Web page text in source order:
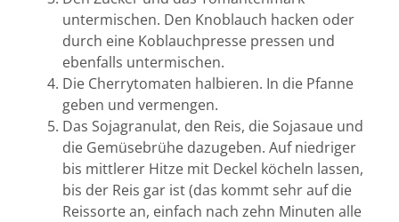
untermischen. Den Knoblauch hacken oder
durch eine Koblauchpresse pressen und
ebenfalls untermischen.
Die Cherrytomaten halbieren. In die Pfanne
geben und vermengen.
Das Sojagranulat, den Reis, die Sojasaue und
die Gemüsebrühe dazugeben. Auf niedriger
bis mittlerer Hitze mit Deckel köcheln lassen,
bis der Reis gar ist (das kommt sehr auf die
Reissorte an, einfach nach zehn Minuten alle